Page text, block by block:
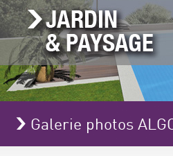
Galerie photos